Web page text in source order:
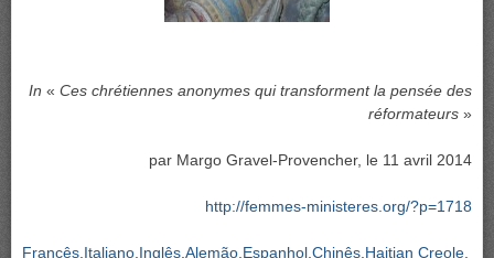
In « Ces chrétiennes anonymes qui transforment la pensée des
réformateurs »
par Margo Gravel-Provencher, le 11 avril 2014
http://femmes-ministeres.org/?p=1718
Francês Italiano Inglês Alemão Espanhol Chinês Haitian Creole